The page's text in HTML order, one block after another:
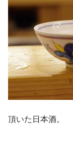
頂いた日本酒。